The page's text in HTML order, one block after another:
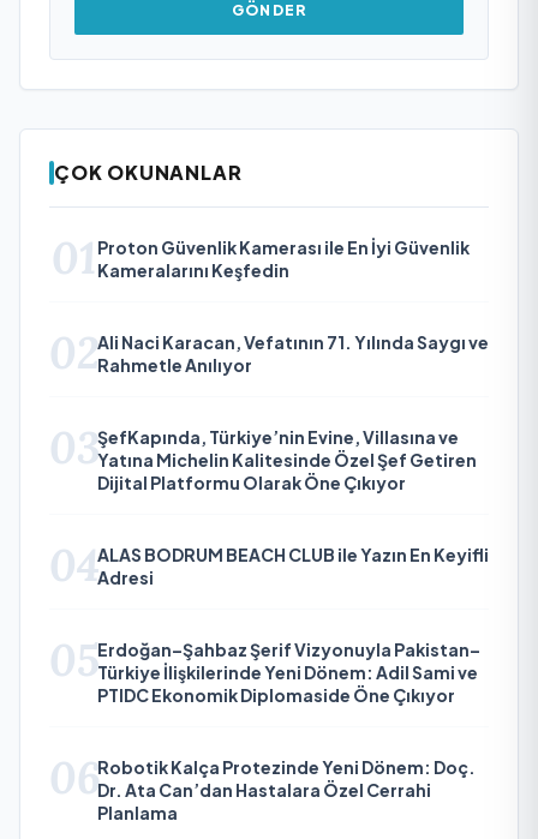
GÖNDER
ÇOK OKUNANLAR
01 Proton Güvenlik Kamerası ile En İyi Güvenlik
Kameralarını Keşfedin
02Ali Naci Karacan, Vefatının 71. Yılında Saygı ve
Rahmetle Anılıyor
03ŞefKapında, Türkiye’nin Evine, Villasına ve
Yatına Michelin Kalitesinde Özel Şef Getiren
Dijital Platformu Olarak Öne Çıkıyor
04ALAS BODRUM BEACH CLUB ile Yazın En Keyifli
Adresi
05Erdoğan–Şahbaz Şerif Vizyonuyla Pakistan–
Türkiye İlişkilerinde Yeni Dönem: Adil Sami ve
PTIDC Ekonomik Diplomaside Öne Çıkıyor
06Robotik Kalça Protezinde Yeni Dönem: Doç.
Dr. Ata Can’dan Hastalara Özel Cerrahi
Planlama